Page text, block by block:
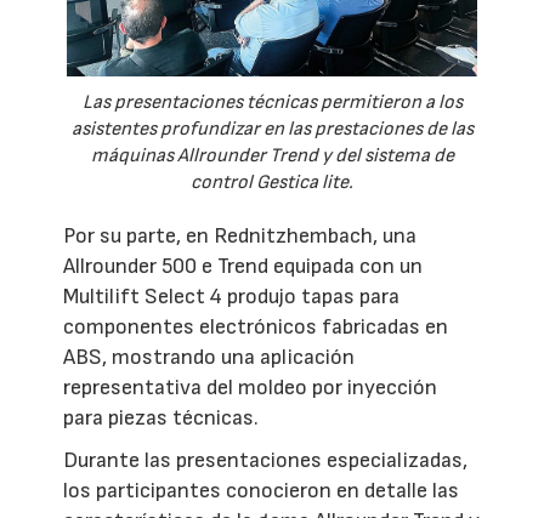
Las presentaciones técnicas permitieron a los
asistentes profundizar en las prestaciones de las
máquinas Allrounder Trend y del sistema de
control Gestica lite.
Por su parte, en Rednitzhembach, una
Allrounder 500 e Trend equipada con un
Multilift Select 4 produjo tapas para
componentes electrónicos fabricadas en
ABS, mostrando una aplicación
representativa del moldeo por inyección
para piezas técnicas.
Durante las presentaciones especializadas,
los participantes conocieron en detalle las